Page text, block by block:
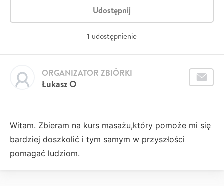
Udostępnij
1 udostępnienie
Łukasz O
ORGANIZATOR ZBIÓRKI
Witam. Zbieram na kurs masażu,który pomoże mi się
bardziej doszkolić i tym samym w przyszłości
pomagać ludziom.